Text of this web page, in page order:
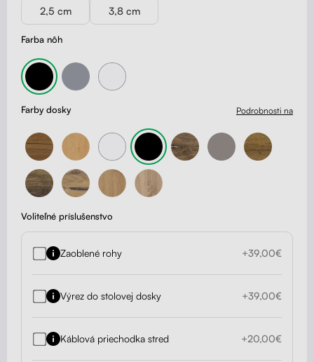
Farba nôh
2,5 cm 3,8 cm
Farby dosky Podrobnosti na
Voliteľné príslušenstvo
Zaoblené rohy +39,00€
Výrez do stolovej dosky +39,00€
Káblová priechodka stred +20,00€